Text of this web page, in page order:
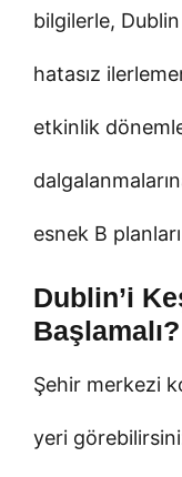
bilgilerle,
hatasız
etkinlik
esnek B
Dublin’i
Başlamalı?
Şehir merkezi
yeri